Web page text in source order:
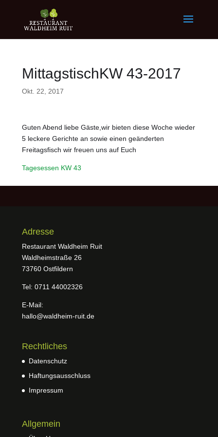
MittagstischKW 43-2017
Okt. 22, 2017
Guten Abend liebe Gäste,wir bieten diese Woche wieder
5 leckere Gerichte an sowie einen geänderten
Freitagsfisch wir freuen uns auf Euch
Tagesessen KW 43
Adresse
Restaurant Waldheim Ruit
Waldheimstraße 26
73760 Ostfildern
Tel: 0711 44002326
E-Mail:
hallo@waldheim-ruit.de
Rechtliches
Datenschutz
Haftungsausschluss
Impressum
Allgemein